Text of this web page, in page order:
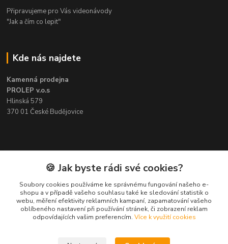
Připravujeme pro Vás videonávody
"Jak a čím co lepit"
Kde nás najdete
Kamenná prodejna
PROLEP v.o.s
Hlinská 579
370 01 České Budějovice
Kontakt
Pavel Šedivý
+420 602 148 895
Pracovní doba PO - PÁ: 8,00-16,30
🍪 Jak byste rádi své cookies?
Soubory cookies používáme ke správnému fungování našeho e-
shopu a v případě vašeho souhlasu také ke sledování statistik o
webu, měření efektivity reklamních kampaní, zapamatování vašeho
oblíbeného nastavení při používání stránek, či zobrazení reklam
odpovídajících vašim preferencím. Více k využití cookies